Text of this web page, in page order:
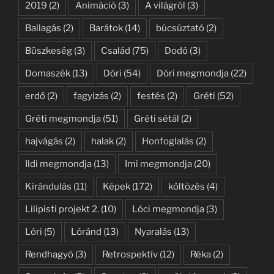
2019 (2) Animáció (3) A világról (3)
Ballagás (2) Barátok (14) búcsúztató (2)
Büszkeség (3) Család (75) Dodó (3)
Domaszék (13) Dóri (54) Dóri megmondja (22)
erdő (2) fagyizás (2) festés (2) Gréti (52)
Gréti megmondja (51) Gréti sétál (2)
hajvágás (2) halak (2) Honfoglalás (2)
Ildi megmondja (13) Imi megmondja (20)
Kirándulás (11) Képek (172) költözés (4)
Lilipisti projekt 2. (10) Lóci megmondja (3)
Lóri (5) Lóránd (13) Nyaralás (13)
Rendhagyó (3) Retrospektív (12) Réka (2)